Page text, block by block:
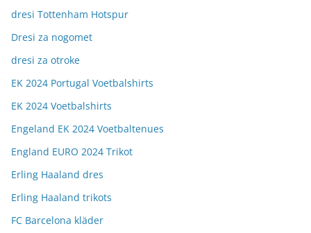
dresi Tottenham Hotspur
Dresi za nogomet
dresi za otroke
EK 2024 Portugal Voetbalshirts
EK 2024 Voetbalshirts
Engeland EK 2024 Voetbaltenues
England EURO 2024 Trikot
Erling Haaland dres
Erling Haaland trikots
FC Barcelona kläder